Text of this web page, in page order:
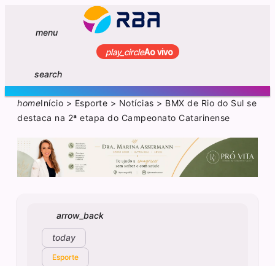
menu
play_circleAo vivo
search
homeInício > Esporte > Notícias > BMX de Rio do Sul se
destaca na 2ª etapa do Campeonato Catarinense
arrow_back
today
Esporte